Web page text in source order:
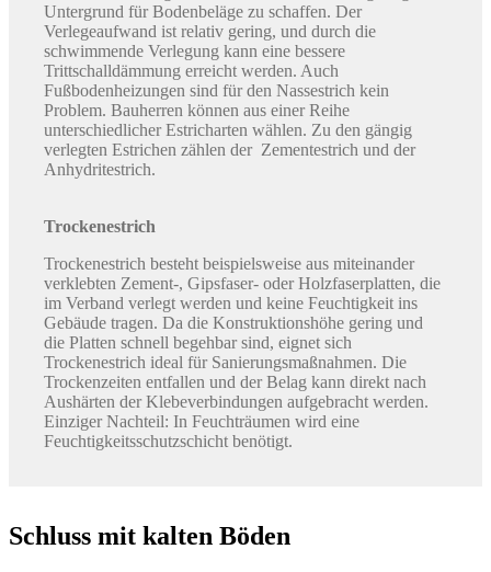
Untergrund für Bodenbeläge zu schaffen. Der
Verlegeaufwand ist relativ gering, und durch die
schwimmende Verlegung kann eine bessere
Trittschalldämmung erreicht werden. Auch
Fußbodenheizungen sind für den Nassestrich kein
Problem. Bauherren können aus einer Reihe
unterschiedlicher Estricharten wählen. Zu den gängig
verlegten Estrichen zählen der Zementestrich und der
Anhydritestrich.
Trockenestrich
Trockenestrich besteht beispielsweise aus miteinander
verklebten Zement-, Gipsfaser- oder Holzfaserplatten, die
im Verband verlegt werden und keine Feuchtigkeit ins
Gebäude tragen. Da die Konstruktionshöhe gering und
die Platten schnell begehbar sind, eignet sich
Trockenestrich ideal für Sanierungsmaßnahmen. Die
Trockenzeiten entfallen und der Belag kann direkt nach
Aushärten der Klebeverbindungen aufgebracht werden.
Einziger Nachteil: In Feuchträumen wird eine
Feuchtigkeitsschutzschicht benötigt.
Schluss mit kalten Böden